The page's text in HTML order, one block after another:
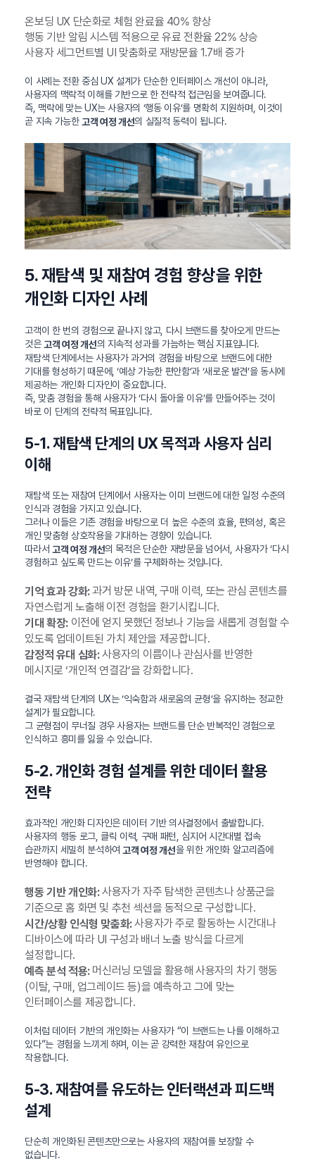
온보딩 UX 단순화로 체험 완료율 40% 향상
행동 기반 알림 시스템 적용으로 유료 전환율 22% 상승
사용자 세그먼트별 UI 맞춤화로 재방문율 1.7배 증가
이 사례는 전환 중심 UX 설계가 단순한 인터페이스 개선이 아니라,
사용자의 맥락적 이해를 기반으로 한 전략적 접근임을 보여줍니다.
즉, 맥락에 맞는 UX는 사용자의 ‘행동 이유’를 명확히 지원하며, 이것이
곧 지속 가능한 고객 여정 개선의 실질적 동력이 됩니다.
5. 재탐색 및 재참여 경험 향상을 위한
개인화 디자인 사례
고객이 한 번의 경험으로 끝나지 않고, 다시 브랜드를 찾아오게 만드는
것은 고객 여정 개선의 지속적 성과를 가늠하는 핵심 지표입니다.
재탐색 단계에서는 사용자가 과거의 경험을 바탕으로 브랜드에 대한
기대를 형성하기 때문에, ‘예상 가능한 편안함’과 ‘새로운 발견’을 동시에
제공하는 개인화 디자인이 중요합니다.
즉, 맞춤 경험을 통해 사용자가 ‘다시 돌아올 이유’를 만들어주는 것이
바로 이 단계의 전략적 목표입니다.
5-1. 재탐색 단계의 UX 목적과 사용자 심리
이해
재탐색 또는 재참여 단계에서 사용자는 이미 브랜드에 대한 일정 수준의
인식과 경험을 가지고 있습니다.
그러나 이들은 기존 경험을 바탕으로 더 높은 수준의 효율, 편의성, 혹은
개인 맞춤형 상호작용을 기대하는 경향이 있습니다.
따라서 고객 여정 개선의 목적은 단순한 재방문을 넘어서, 사용자가 ‘다시
경험하고 싶도록 만드는 이유’를 구체화하는 것입니다.
기억 효과 강화:과거 방문 내역, 구매 이력, 또는 관심 콘텐츠를
자연스럽게 노출해 이전 경험을 환기시킵니다.
기대 확장:이전에 얻지 못했던 정보나 기능을 새롭게 경험할 수
있도록 업데이트된 가치 제안을 제공합니다.
감정적 유대 심화:사용자의 이름이나 관심사를 반영한
메시지로 ‘개인적 연결감’을 강화합니다.
결국 재탐색 단계의 UX는 ‘익숙함과 새로움의 균형’을 유지하는 정교한
설계가 필요합니다.
그 균형점이 무너질 경우 사용자는 브랜드를 단순 반복적인 경험으로
인식하고 흥미를 잃을 수 있습니다.
5-2. 개인화 경험 설계를 위한 데이터 활용
전략
효과적인 개인화 디자인은 데이터 기반 의사결정에서 출발합니다.
사용자의 행동 로그, 클릭 이력, 구매 패턴, 심지어 시간대별 접속
습관까지 세밀히 분석하여 고객 여정 개선을 위한 개인화 알고리즘에
반영해야 합니다.
행동 기반 개인화:사용자가 자주 탐색한 콘텐츠나 상품군을
기준으로 홈 화면 및 추천 섹션을 동적으로 구성합니다.
시간/상황 인식형 맞춤화:사용자가 주로 활동하는 시간대나
디바이스에 따라 UI 구성과 배너 노출 방식을 다르게
설정합니다.
예측 분석 적용:머신러닝 모델을 활용해 사용자의 차기 행동
(이탈, 구매, 업그레이드 등)을 예측하고 그에 맞는
인터페이스를 제공합니다.
이처럼 데이터 기반의 개인화는 사용자가 “이 브랜드는 나를 이해하고
있다”는 경험을 느끼게 하며, 이는 곧 강력한 재참여 유인으로
작용합니다.
5-3. 재참여를 유도하는 인터랙션과 피드백
설계
단순히 개인화된 콘텐츠만으로는 사용자의 재참여를 보장할 수
없습니다.